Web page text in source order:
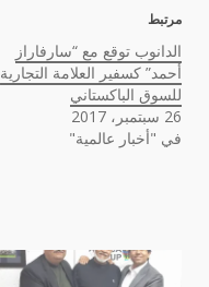
مرتبط
الدانوب توقع مع “سارفاراز
أحمد” كسفير العلامة التجارية
للسوق الباكستاني
26 سبتمبر، 2017
في "أخبار عالمية"